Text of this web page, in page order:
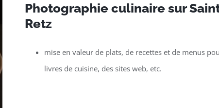
Photographie culinaire sur
Retz
mise en valeur de plats, de recettes et de menus
livres de cuisine, des sites web, etc.